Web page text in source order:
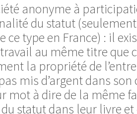
anonyme à
du statut
ce type en France) : il
au même titre que
la propriété de
mis d’argent dans
mot à dire de la même
statut dans leur livre